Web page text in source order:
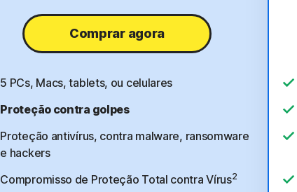
Comprar agora
5 PCs, Macs, tablets, ou celulares
Proteção contra golpes
Proteção antivírus, contra malware, ransomware
e hackers
Compromisso de Proteção Total contra Vírus2